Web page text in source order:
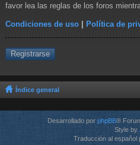
favor lea las reglas de los foros
Condiciones de uso | Política de
Registrarse
Índice general
Desarrollado por phpBB®
Style by
Traducción al español